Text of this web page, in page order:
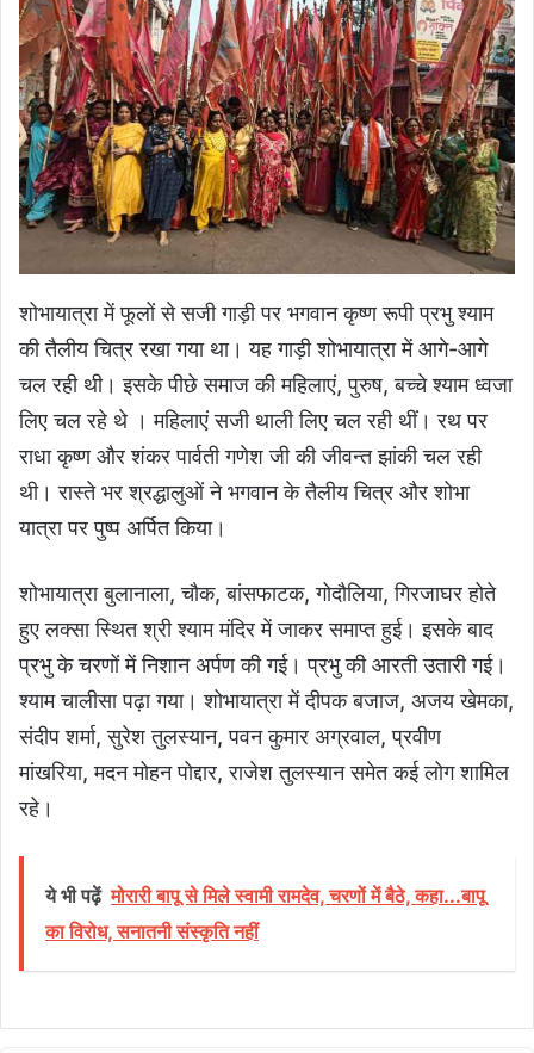
शोभायात्रा में फूलों से सजी गाड़ी पर भगवान कृष्ण रूपी प्रभु श्याम
की तैलीय चित्र रखा गया था। यह गाड़ी शोभायात्रा में आगे-आगे
चल रही थी। इसके पीछे समाज की महिलाएं, पुरुष, बच्चे श्याम ध्वजा
लिए चल रहे थे । महिलाएं सजी थाली लिए चल रही थीं। रथ पर
राधा कृष्ण और शंकर पार्वती गणेश जी की जीवन्त झांकी चल रही
थी। रास्ते भर श्रद्धालुओं ने भगवान के तैलीय चित्र और शोभा
यात्रा पर पुष्प अर्पित किया।
शोभायात्रा बुलानाला, चौक, बांसफाटक, गोदौलिया, गिरजाघर होते
हुए लक्सा स्थित श्री श्याम मंदिर में जाकर समाप्त हुई। इसके बाद
प्रभु के चरणों में निशान अर्पण की गई। प्रभु की आरती उतारी गई।
श्याम चालीसा पढ़ा गया। शोभायात्रा में दीपक बजाज, अजय खेमका,
संदीप शर्मा, सुरेश तुलस्यान, पवन कुमार अग्रवाल, प्रवीण
मांखरिया, मदन मोहन पोद्दार, राजेश तुलस्यान समेत कई लोग शामिल
रहे।
ये भी पढ़ें मोरारी बापू से मिले स्वामी रामदेव, चरणों में बैठे, कहा...बापू
का विरोध, सनातनी संस्कृति नहीं